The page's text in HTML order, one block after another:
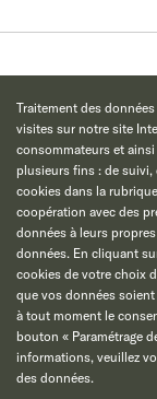
Traitement des
visites sur notre site
consommateurs et
plusieurs fins : de suivi,
cookies dans la
coopération avec des
données à leurs
données. En cliquant
cookies de votre choix
que vos données
à tout moment le
bouton « Paramétrage
informations, veuillez
des données.